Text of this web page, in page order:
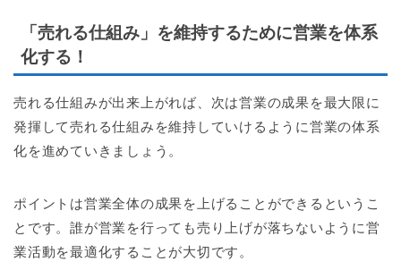
「売れる仕組み」を維持するために営業を体系
化する！
売れる仕組みが出来上がれば、次は営業の成果を最大限に
発揮して売れる仕組みを維持していけるように営業の体系
化を進めていきましょう。
ポイントは営業全体の成果を上げることができるというこ
とです。誰が営業を行っても売り上げが落ちないように営
業活動を最適化することが大切です。